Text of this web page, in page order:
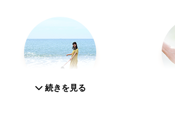
く教えていただけると嬉しいです。
おりますが、よくわからない場合などご不
続きを見る